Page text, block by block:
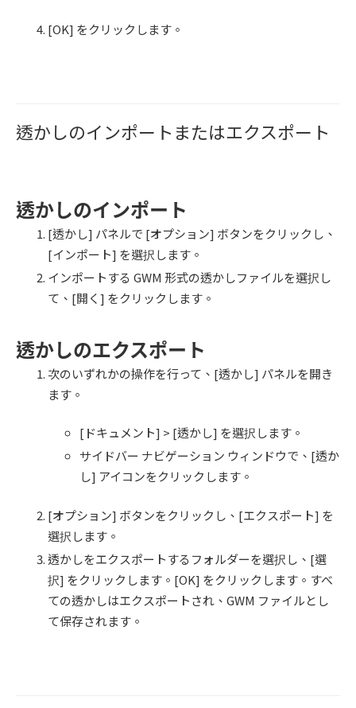
[OK] をクリックします。
透かしのインポートまたはエクスポート
透かしのインポート
[透かし] パネルで [オプション] ボタンをクリックし、
[インポート] を選択します。
インポートする GWM 形式の透かしファイルを選択し
て、[開く] をクリックします。
透かしのエクスポート
次のいずれかの操作を行って、[透かし] パネルを開き
ます。
[ドキュメント] > [透かし] を選択します。
サイドバー ナビゲーション ウィンドウで、[透か
し] アイコンをクリックします。
[オプション] ボタンをクリックし、[エクスポート] を
選択します。
透かしをエクスポートするフォルダーを選択し、[選
択] をクリックします。[OK] をクリックします。すべ
ての透かしはエクスポートされ、GWM ファイルとし
て保存されます。